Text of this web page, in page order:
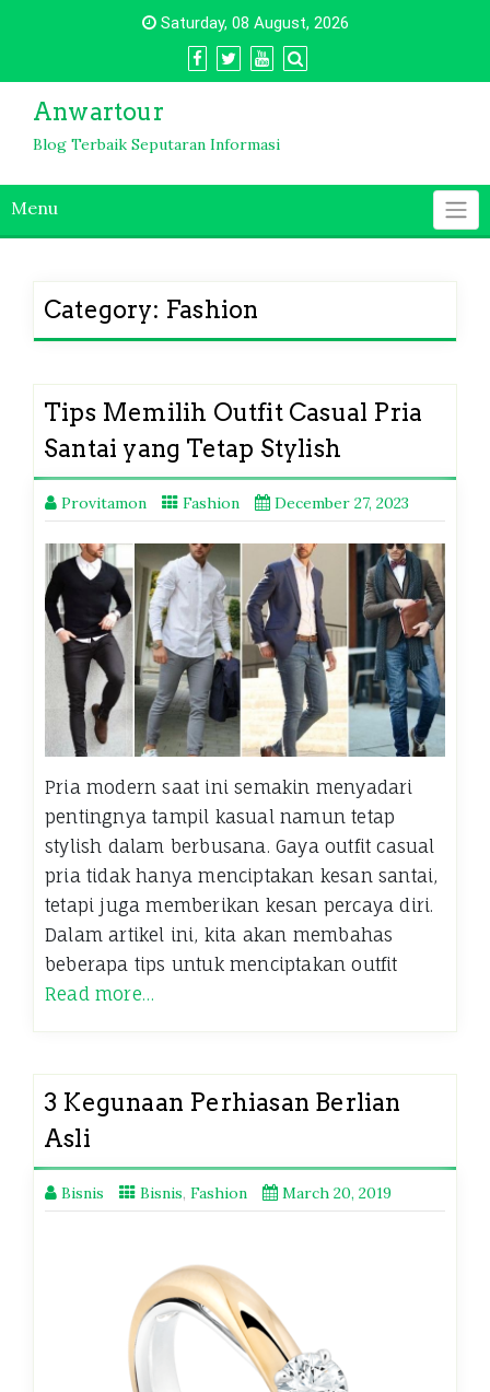
Saturday, 08 August, 2026
Anwartour
Blog Terbaik Seputaran Informasi
Menu
Category: Fashion
Tips Memilih Outfit Casual Pria
Santai yang Tetap Stylish
Provitamon Fashion December 27, 2023
Pria modern saat ini semakin menyadari
pentingnya tampil kasual namun tetap
stylish dalam berbusana. Gaya outfit casual
pria tidak hanya menciptakan kesan santai,
tetapi juga memberikan kesan percaya diri.
Dalam artikel ini, kita akan membahas
beberapa tips untuk menciptakan outfit
Read more…
3 Kegunaan Perhiasan Berlian
Asli
Bisnis Bisnis, Fashion March 20, 2019